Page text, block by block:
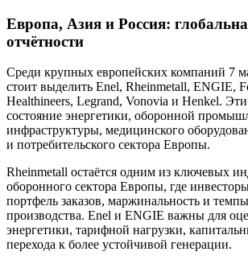
Европа, Азия и Россия:
отчётности
Среди крупных европейских компаний 7
стоит выделить Enel, Rheinmetall, ENGIE,
Healthineers, Legrand, Vonovia и Henkel.
состояние энергетики, оборонной
инфраструктуры, медицинского
и потребительского сектора Европы.
Rheinmetall остаётся одним из ключевых
оборонного сектора Европы, где
портфель заказов, маржинальность и
производства. Enel и ENGIE важны для
энергетики, тарифной нагрузки,
перехода к более устойчивой генерации.